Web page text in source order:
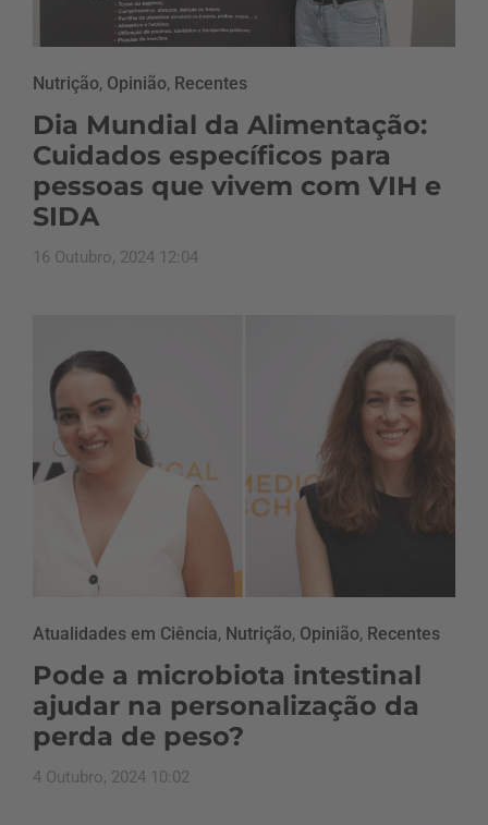
Nutrição, Opinião, Recentes
Dia Mundial da Alimentação:
Cuidados específicos para
pessoas que vivem com VIH e
SIDA
16 Outubro, 2024 12:04
Atualidades em Ciência, Nutrição, Opinião, Recentes
Pode a microbiota intestinal
ajudar na personalização da
perda de peso?
4 Outubro, 2024 10:02